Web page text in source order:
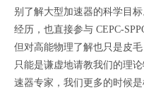
别了解大型加速器的科学目
经历，也直接参与 CEPC-
但对高能物理了解也只是皮
只能是谦虚地请教我们的理
速器专家，我们更多的时候